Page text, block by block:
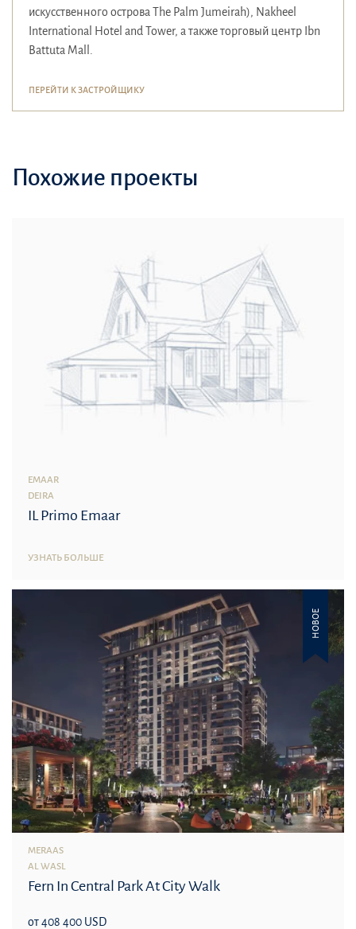
искусственного острова The Palm Jumeirah), Nakheel
International Hotel and Tower, а также торговый центр Ibn
Battuta Mall.
ПЕРЕЙТИ К ЗАСТРОЙЩИКУ
Похожие проекты
EMAAR
DEIRA
IL Primo Emaar
УЗНАТЬ БОЛЬШЕ
НОВОЕ
MERAAS
AL WASL
Fern In Central Park At City Walk
от 408 400 USD